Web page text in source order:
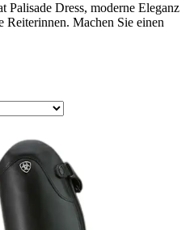
Palisade Dress, moderne Eleganz
Machen Sie einen